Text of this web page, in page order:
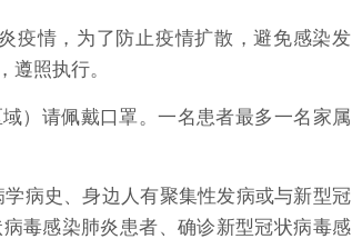
疫情，为了防止疫情扩散，避免感染发
遵照执行。
）请佩戴口罩。一名患者最多一名家属
病史、身边人有聚集性发病或与新型冠
毒感染肺炎患者、确诊新型冠状病毒感